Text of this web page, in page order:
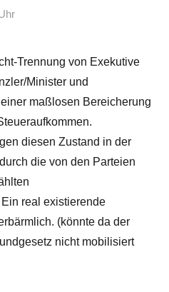
Trennung von Exekutive
Minister und
maßlosen Bereicherung
diesen Zustand in der
die von den Parteien
real existierende
(könnte da der
nicht mobilisiert